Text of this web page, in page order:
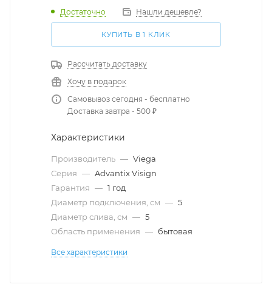
Достаточно Нашли дешевле?
КУПИТЬ В 1 КЛИК
Рассчитать доставку
Хочу в подарок
Самовывоз сегодня - бесплатно
Доставка завтра - 500 ₽
Характеристики
Производитель — Viega
Серия — Advantix Visign
Гарантия — 1 год
Диаметр подключения, см — 5
Диаметр слива, см — 5
Область применения — бытовая
Все характеристики